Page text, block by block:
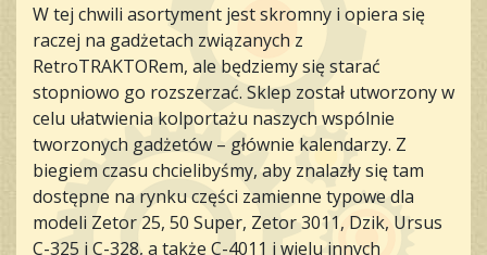
W tej chwili asortyment jest skromny i opiera się
raczej na gadżetach związanych z
RetroTRAKTORem, ale będziemy się starać
stopniowo go rozszerzać. Sklep został utworzony w
celu ułatwienia kolportażu naszych wspólnie
tworzonych gadżetów – głównie kalendarzy. Z
biegiem czasu chcielibyśmy, aby znalazły się tam
dostępne na rynku części zamienne typowe dla
modeli Zetor 25, 50 Super, Zetor 3011, Dzik, Ursus
C-325 i C-328, a także C-4011 i wielu innych